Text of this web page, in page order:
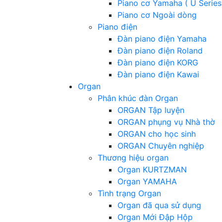
Piano cơ Yamaha ( U
Piano cơ Ngoài dòng
Piano điện
Đàn piano điện Yamaha
Đàn piano điện Roland
Đàn piano điện KORG
Đàn piano điện Kawai
Organ
Phân khúc đàn Organ
ORGAN Tập luyện
ORGAN phụng vụ Nhà thờ
ORGAN cho học sinh
ORGAN Chuyên nghiệp
Thương hiệu organ
Organ KURTZMAN
Organ YAMAHA
Tình trạng Organ
Organ đã qua sử dụng
Organ Mới Đập Hộp